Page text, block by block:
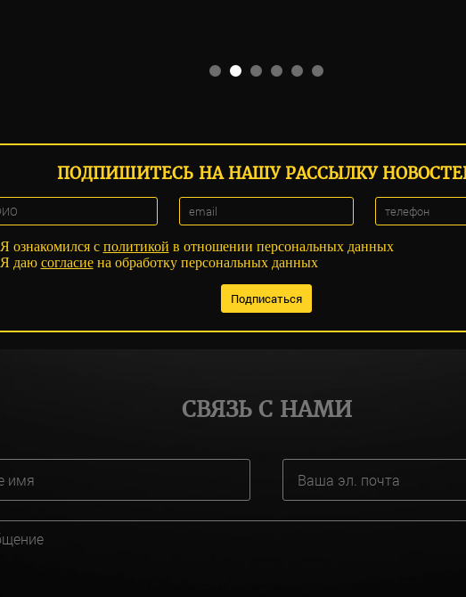
ПОДПИШИТЕСЬ НА НАШУ РАССЫЛКУ
Я ознакомился с политикой в отношении персональных данных
Я даю согласиена обработку персональных данных
СВЯЗЬ С НАМИ